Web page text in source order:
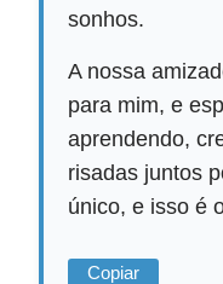
sonhos.
A nossa
para mim, e
aprendendo,
risadas juntos
único, e isso é
Copiar